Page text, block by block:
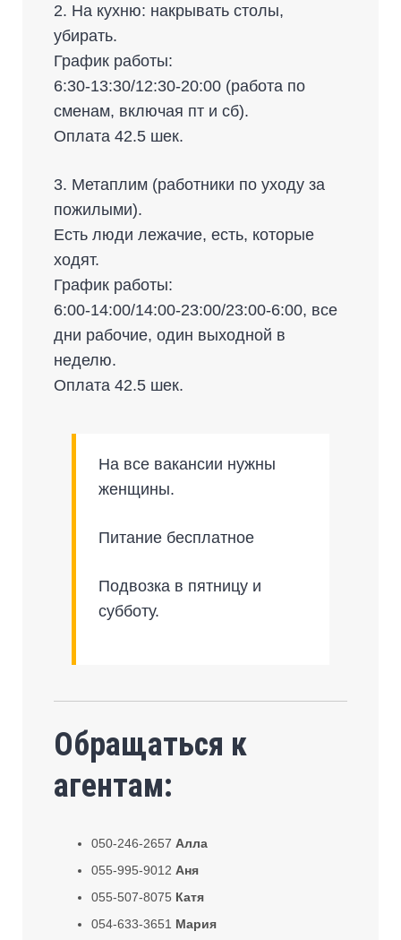
2. На кухню: накрывать столы,
убирать.
График работы:
6:30-13:30/12:30-20:00 (работа по
сменам, включая пт и сб).
Оплата 42.5 шек.
3. Метаплим (работники по уходу за
пожилыми).
Есть люди лежачие, есть, которые
ходят.
График работы:
6:00-14:00/14:00-23:00/23:00-6:00, все
дни рабочие, один выходной в
неделю.
Оплата 42.5 шек.
На все вакансии нужны
женщины.
Питание бесплатное
Подвозка в пятницу и
субботу.
Обращаться к
агентам:
050-246-2657 Алла
055-995-9012 Аня
055-507-8075 Катя
054-633-3651 Мария